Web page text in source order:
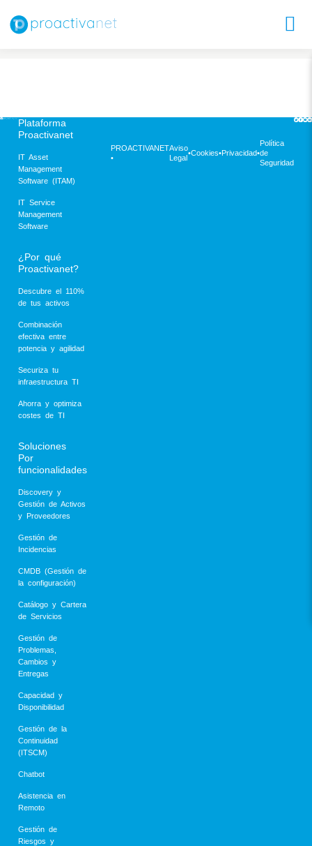
Plataforma
Proactivanet
IT Asset
Management
Software (ITAM)
IT Service
Management
Software
¿Por qué
Proactivanet?
Descubre el 110%
de tus activos
Combinación
efectiva entre
potencia y agilidad
Securiza tu
infraestructura TI
Ahorra y optimiza
costes de TI
Soluciones
Por
funcionalidades
Discovery y
Gestión de Activos
y Proveedores
Gestión de
Incidencias
CMDB (Gestión de
la configuración)
Catálogo y Cartera
de Servicios
Gestión de
Problemas,
Cambios y
Entregas
Capacidad y
Disponibilidad
Gestión de la
Continuidad
(ITSCM)
Chatbot
Asistencia en
Remoto
Gestión de
Riesgos y
PROACTIVANET
•
Aviso
Legal
•Cookies•Privacidad•
Política
de
Seguridad